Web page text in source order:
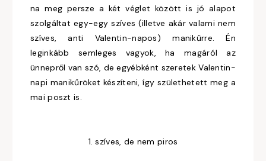
na meg persze a két véglet között is jó alapot
szolgáltat egy-egy szíves (illetve akár valami nem
szíves, anti Valentin-napos) manikűrre. Én
leginkább semleges vagyok, ha magáról az
ünnepről van szó, de egyébként szeretek Valentin-
napi manikűröket készíteni, így születhetett meg a
mai poszt is.
1. szíves, de nem piros